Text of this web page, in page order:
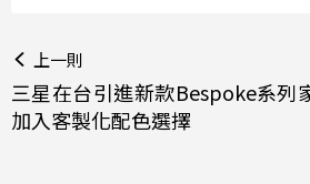
上一則
三星在台引進新款Bespoke系列
加入客製化配色選擇